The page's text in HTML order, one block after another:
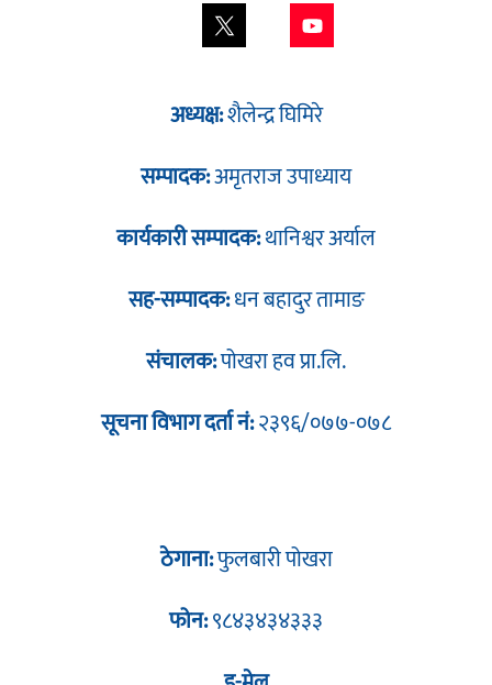
अध्यक्ष:शैलेन्द्र घिमिरे
सम्पादक:अमृतराज उपाध्याय
कार्यकारी सम्पादक:थानिश्वर अर्याल
सह-सम्पादक:धन बहादुर तामाङ
संचालक:पोखरा हव प्रा.लि.
सूचना विभाग दर्ता नं:२३९६/०७७-०७८
ठेगाना:फुलबारी पोखरा
फोन:९८४३४३४३३३